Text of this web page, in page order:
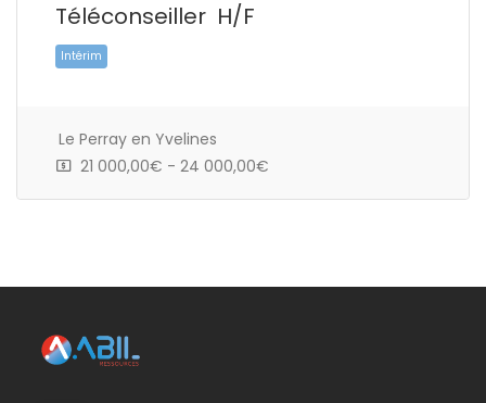
Téléconseiller H/F
Le Perray en Yvelines
21 000,00€ - 24 000,00€